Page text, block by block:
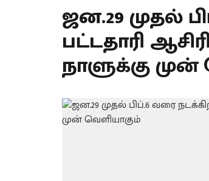
ஜன.29 முதல்
பட்டதாரி
நாளுக்கு